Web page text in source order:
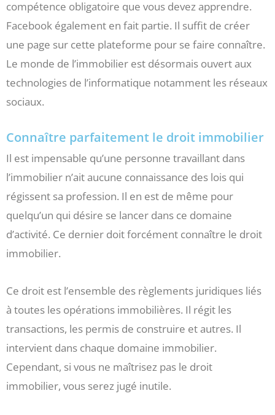
compétence obligatoire que vous devez apprendre.
Facebook également en fait partie. Il suffit de créer
une page sur cette plateforme pour se faire connaître.
Le monde de l’immobilier est désormais ouvert aux
technologies de l’informatique notamment les réseaux
sociaux.
Connaître parfaitement le droit immobilier
Il est impensable qu’une personne travaillant dans
l’immobilier n’ait aucune connaissance des lois qui
régissent sa profession. Il en est de même pour
quelqu’un qui désire se lancer dans ce domaine
d’activité. Ce dernier doit forcément connaître le droit
immobilier.
Ce droit est l’ensemble des règlements juridiques liés
à toutes les opérations immobilières. Il régit les
transactions, les permis de construire et autres. Il
intervient dans chaque domaine immobilier.
Cependant, si vous ne maîtrisez pas le droit
immobilier, vous serez jugé inutile.